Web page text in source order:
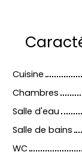
Cuisine
Chambres
Salle d'eau
Salle de bains
WC